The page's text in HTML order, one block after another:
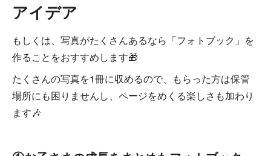
アイデア
もしくは、写真がたくさんあるなら「フォトブック」を
作ることをおすすめします🎁
たくさんの写真を1冊に収めるので、もらった方は保管
場所にも困りませんし、ページをめくる楽しさも加わり
ます🎶